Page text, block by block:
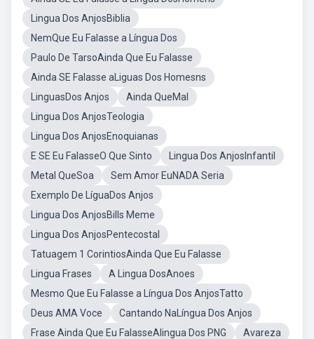
Lingua Dos AnjosBiblia
NemQue Eu Falasse a Língua Dos
Paulo De TarsoAinda Que Eu Falasse
Ainda SE Falasse aLiguas Dos Homesns
LinguasDos Anjos
Ainda QueMal
Lingua Dos AnjosTeologia
Lingua Dos AnjosEnoquianas
E SE Eu FalasseO Que Sinto
Lingua Dos AnjosInfantil
Metal QueSoa
Sem Amor EuNADA Seria
Exemplo De LíguaDos Anjos
Lingua Dos AnjosBills Meme
Lingua Dos AnjosPentecostal
Tatuagem 1 CorintiosAinda Que Eu Falasse
Lingua Frases
A Lingua DosAnoes
Mesmo Que Eu Falasse a Língua Dos AnjosTatto
Deus AMA Voce
Cantando NaLíngua Dos Anjos
Frase Ainda Que Eu FalasseAlingua Dos PNG
Avareza